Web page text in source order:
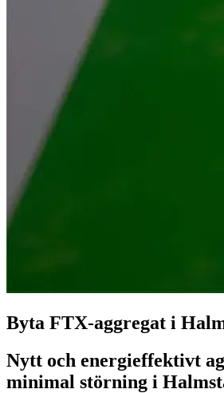
Byta FTX-aggregat i
Nytt och energieffektivt
minimal störning i